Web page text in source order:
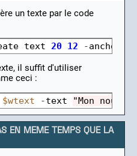
un texte par le code
text 20 12 -anchor w
il suffit d'utiliser
ceci :
$wtext -text "Mon
EN MEME TEMPS QUE LA